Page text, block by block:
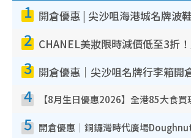
1
2
3
4
5